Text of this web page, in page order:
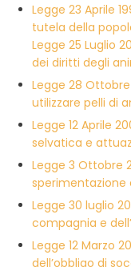
Legge 23 Aprile
tutela della
Legge 25 Luglio
dei diritti degli
Legge 28
utilizzare pelli di
Legge 12 Aprile
selvatica e
Legge 3 Ottobre
sperimentazione
Legge 30 luglio
compagnia e
Legge 12 Marzo
dell’obbligo di